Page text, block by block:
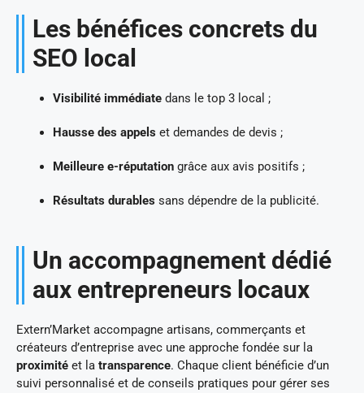
Les bénéfices concrets du
SEO local
Visibilité immédiate dans le top 3 local ;
Hausse des appels et demandes de devis ;
Meilleure e-réputation grâce aux avis positifs ;
Résultats durables sans dépendre de la publicité.
Un accompagnement dédié
aux entrepreneurs locaux
Extern’Market accompagne artisans, commerçants et
créateurs d’entreprise avec une approche fondée sur la
proximité et la transparence. Chaque client bénéficie d’un
suivi personnalisé et de conseils pratiques pour gérer ses